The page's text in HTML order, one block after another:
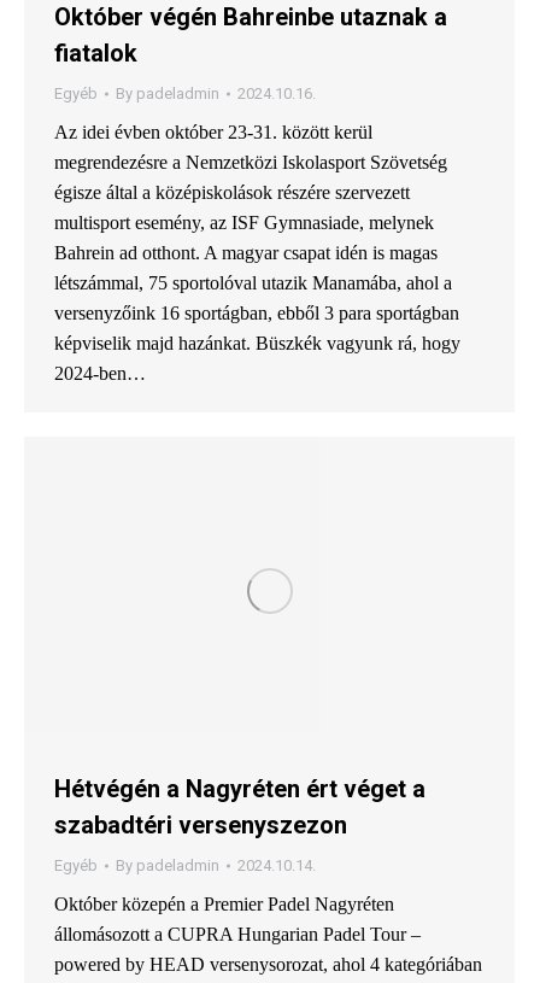
Október végén Bahreinbe utaznak a
fiatalok
Egyéb By padeladmin 2024.10.16.
Az idei évben október 23-31. között kerül
megrendezésre a Nemzetközi Iskolasport Szövetség
égisze által a középiskolások részére szervezett
multisport esemény, az ISF Gymnasiade, melynek
Bahrein ad otthont. A magyar csapat idén is magas
létszámmal, 75 sportolóval utazik Manamába, ahol a
versenyzőink 16 sportágban, ebből 3 para sportágban
képviselik majd hazánkat. Büszkék vagyunk rá, hogy
2024-ben…
Hétvégén a Nagyréten ért véget a
szabadtéri versenyszezon
Egyéb By padeladmin 2024.10.14.
Október közepén a Premier Padel Nagyréten
állomásozott a CUPRA Hungarian Padel Tour –
powered by HEAD versenysorozat, ahol 4 kategóriában